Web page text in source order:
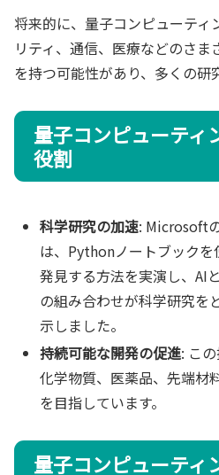
将来的に、量子コンピューティ
リティ、通信、医療などのさ
を持つ可能性があり、多くの研
量子コンピューティ
役割
科学研究の加速: Microsoft
は、Pythonノートブック
発見する方法を実演し、AI
の組み合わせが科学研究を
示しました。
持続可能な開発の促進: こ
化学物質、医薬品、先端材
を目指しています。
量子コンピューティ